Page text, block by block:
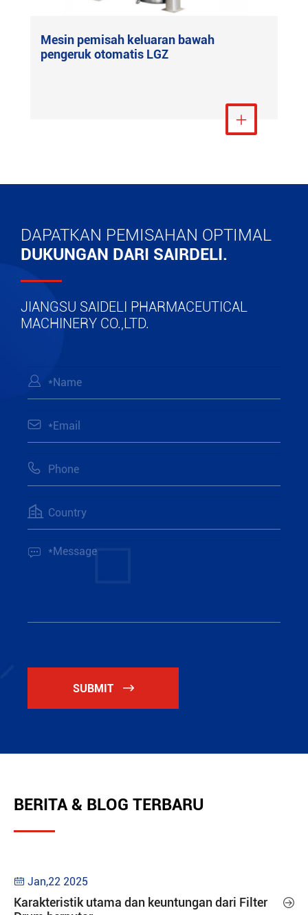
Mesin pemisah keluaran bawah
pengeruk otomatis LGZ
Lihat Lebih Banyak

DAPATKAN PEMISAHAN OPTIMAL
DUKUNGAN DARI SAIRDELI.
JIANGSU SAIDELI PHARMACEUTICAL
MACHINERY CO.,LTD.





SUBMIT 
BERITA & BLOG TERBARU
 Jan,22 2025
Karakteristik utama dan keuntungan dari Filter
